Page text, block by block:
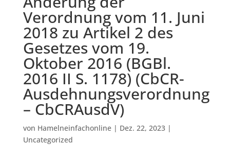
Verordnung vom 11. Juni
2018 zu Artikel 2 des
Gesetzes vom 19.
Oktober 2016 (BGBl.
2016 II S. 1178) (CbCR-
Ausdehnungsverordnung
– CbCRAusdV)
von Hamelneinfachonline| Dez. 22, 2023|
Uncategorized